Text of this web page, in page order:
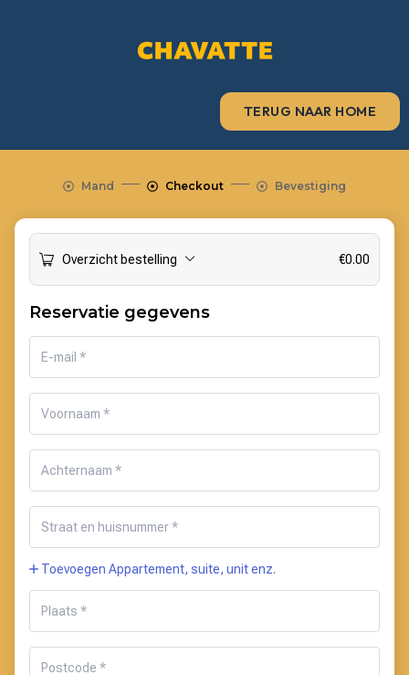
TERUG NAAR HOME
Mand Checkout Bevestiging
Overzicht bestelling €0.00
Reservatie gegevens
Toevoegen Appartement, suite, unit enz.